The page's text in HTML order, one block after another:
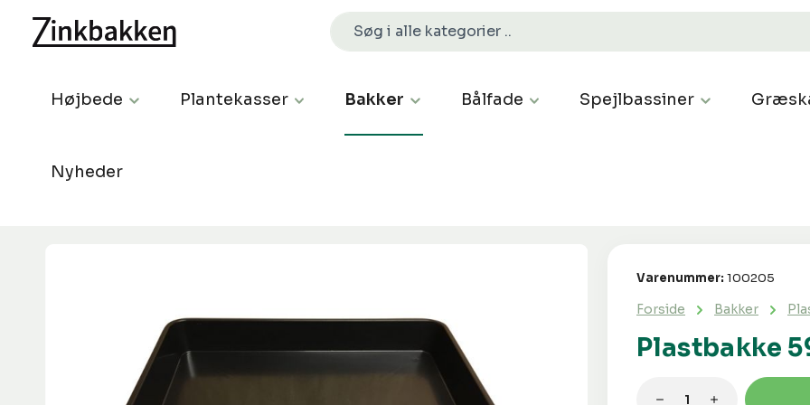
Højbede Plantekasser Bakker Bålfade Spejlbassiner
Nyheder
Plastbakke
Forside Bakker
Varenummer: 100205